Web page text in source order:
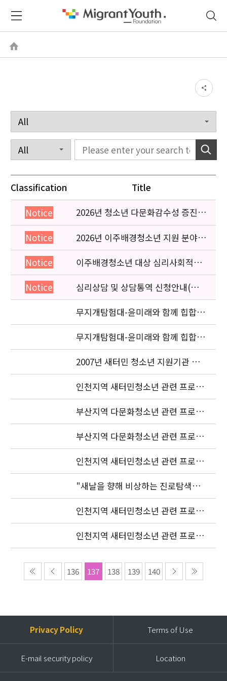
Classification Title
Notice
2026년 청소년 다문화감수성 증진
프로그램 「다가감」신청기관 안내
Notice
2026년 이주배경청소년 지원 분야
종사자 역량강화 교육 일정 안내
Notice
이주배경청소년 대상 심리사회적응
검사 연수동영상 개편 안내
Notice
심리상담 및 상담통역 신청안내(의뢰
서첨부)
무지개탐험대-윤미래와 함께 힙합을
배워요 (사진2 )
무지개탐험대-윤미래와 함께 힙합을
배워요(사진 1)
2007년 새터민 청소년 지원기관 공
동협력사업 중간보고서 요청
인천지역 새터민청소년 관련 프로젝
트 조정자 모집 재공고
부산지역 다문화청소년 관련 프로젝
트 조정자 최종 합격자 발표
부산지역 다문화청소년 관련 프로젝
트 조정자 1차 서류전형 합격자 발표
인천지역 새터민청소년 관련 프로젝
트 조정자 모집 발표
"새날을 향해 비상하는 진로탐색여
행"(장소변경)
인천지역 새터민청소년 관련 프로젝
트 조정자 모집 발표 연기
인천지역 새터민청소년 관련 프로젝
트 조정자 모집공고
136 137 138 139 140
Privacy Policy Terms of Use
E-mail security policy Location